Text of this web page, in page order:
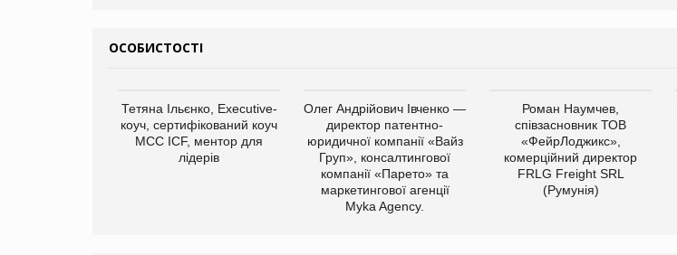
ОСОБИСТОСТІ
Тетяна Ільєнко, Executive-
коуч, сертифікований коуч
МСС ICF, ментор для
лідерів
Олег Андрійович Івченко —
директор патентно-
юридичної компанії «Вайз
Груп», консалтингової
компанії «Парето» та
маркетингової агенції
Myka Agency.
Роман Наумчев,
співзасновник ТОВ
«ФейрЛоджикс»,
комерційний директор
FRLG Freight SRL
(Румунія)